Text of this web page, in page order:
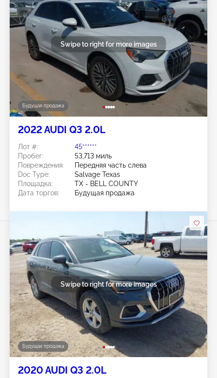
Будущая продажа
Swipe to right for more images
2022 AUDI Q3 2.0L
Лот #:
45******
Пробег:
53,713 миль
Повреждения:
Передняя часть слева
Doc Type:
Salvage Texas
Площадка:
TX - BELL COUNTY
Дата торгов:
Будущая продажа
Будущая продажа
Swipe to right for more images
2020 AUDI Q3 2.0L